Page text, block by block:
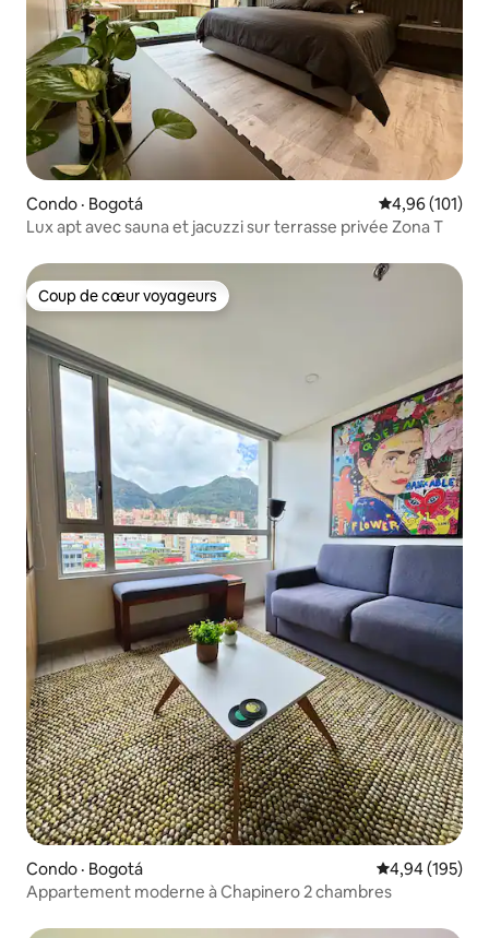
Condo · Bogotá Note
4,96 (101)
Lux apt avec sauna et jacuzzi sur terrasse privée Zona T
Coup de cœur voyageurs
Coup de cœur voyageurs
Condo · Bogotá Note
4,94 (195)
Appartement moderne à Chapinero 2 chambres